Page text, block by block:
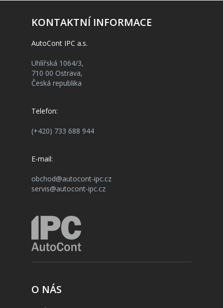
KONTAKTNÍ INFORMACE
AutoCont IPC a.s.
Uhlířská 1064/3,
710 00 Ostrava,
Česká republika
Telefon:
(+420) 733 688 944
E-mail:
obchod@autocont-ipc.cz
servis@autocont-ipc.cz
O NÁS